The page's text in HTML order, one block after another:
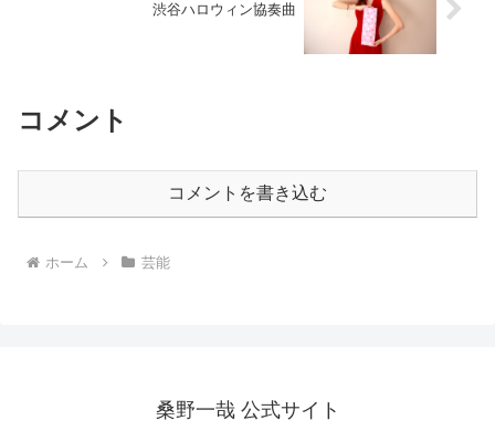
渋谷ハロウィン協奏曲
コメント
コメントを書き込む
ホーム 芸能
桑野一哉 公式サイト